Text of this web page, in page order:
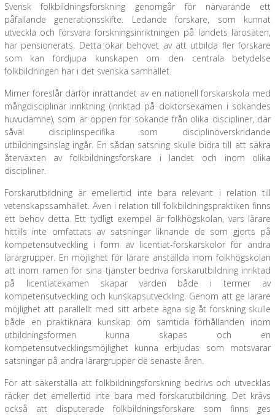
Svensk folkbildningsforskning genomgår för närvarande ett
påfallande generationsskifte. Ledande forskare, som kunnat
utveckla och försvara forskningsinriktningen på landets lärosäten,
har pensionerats. Detta ökar behovet av att utbilda fler forskare
som kan fördjupa kunskapen om den centrala betydelse
folkbildningen har i det svenska samhället.
Mimer föreslår därför inrättandet av en nationell forskarskola med
mångdisciplinär inriktning (inriktad på doktorsexamen i sökandes
huvudämne), som är öppen för sökande från olika discipliner, där
såväl disciplinspecifika som disciplinöverskridande
utbildningsinslag ingår. En sådan satsning skulle bidra till att säkra
återväxten av folkbildningsforskare i landet och inom olika
discipliner.
Forskarutbildning är emellertid inte bara relevant i relation till
vetenskapssamhället. Även i relation till folkbildningspraktiken finns
ett behov detta. Ett tydligt exempel är folkhögskolan, vars lärare
hittills inte omfattats av satsningar liknande de som gjorts på
kompetensutveckling i form av licentiat-forskarskolor för andra
lärargrupper. En möjlighet för lärare anställda inom folkhögskolan
att inom ramen för sina tjänster bedriva forskarutbildning inriktad
på licentiatexamen skapar värden både i termer av
kompetensutveckling och kunskapsutveckling. Genom att ge lärare
möjlighet att parallellt med sitt arbete ägna sig åt forskning skulle
både en praktiknära kunskap om samtida förhållanden inom
utbildningsformen kunna skapas och en
kompetensutvecklingsmöjlighet kunna erbjudas som motsvarar
satsningar på andra lärargrupper de senaste åren.
För att säkerställa att folkbildningsforskning bedrivs och utvecklas
räcker det emellertid inte bara med forskarutbildning. Det krävs
också att disputerade folkbildningsforskare som finns ges